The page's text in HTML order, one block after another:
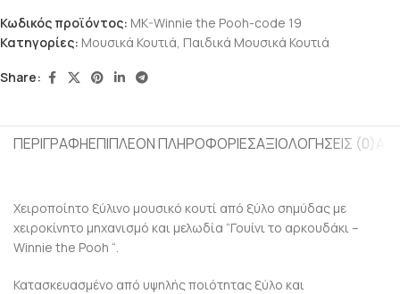
Κωδικός προϊόντος: MK-Winnie the Pooh-code 19
Κατηγορίες: Μουσικά Κουτιά, Παιδικά Μουσικά Κουτιά
Share:
ΠΕΡΙΓΡΑΦΉΕΠΙΠΛΈΟΝ ΠΛΗΡΟΦΟΡΊΕΣΑΞΙΟΛΟΓΉΣΕΙΣ (0)
Χειροποίητο ξύλινο μουσικό κουτί από ξύλο σημύδας με
χειροκίνητο μηχανισμό και μελωδία “Γουίνι το αρκουδάκι –
Winnie the Pooh “.
Κατασκευασμένο από υψηλής ποιότητας ξύλο και